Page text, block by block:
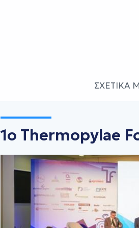
ΣΧΕΤΙΚΑ
1ο Thermopylae